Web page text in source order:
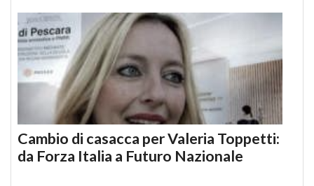
Cambio di casacca per Valeria Toppetti:
da Forza Italia a Futuro Nazionale